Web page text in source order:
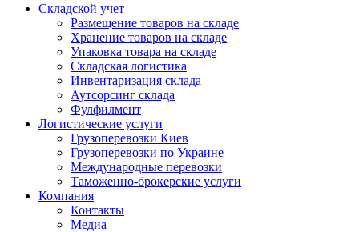
Складской учет
Размещение товаров на складе
Хранение товаров на складе
Упаковка товара на складе
Складская логистика
Инвентаризация склада
Аутсорсинг склада
Фулфилмент
Логистические услуги
Грузоперевозки Киев
Грузоперевозки по Украине
Международные перевозки
Таможенно-брокерские услуги
Компания
Контакты
Медиа